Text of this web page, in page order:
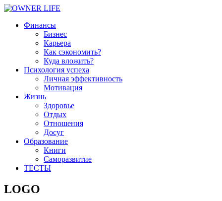
Финансы
Бизнес
Карьера
Как сэкономить?
Куда вложить?
Психология успеха
Личная эффективность
Мотивация
Жизнь
Здоровье
Отдых
Отношения
Досуг
Образование
Книги
Саморазвитие
ТЕСТЫ
LOGO